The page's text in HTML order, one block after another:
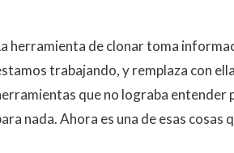
herramienta de clonar toma
trabajando, y remplaza con
que no lograba entender
nada. Ahora es una de esas cosas